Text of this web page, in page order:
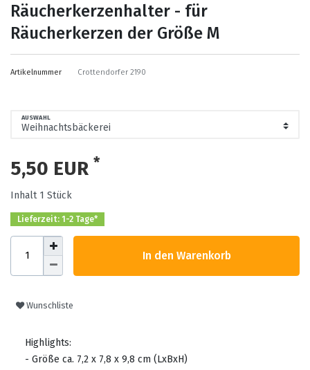
Räucherkerzenhalter - für
Räucherkerzen der Größe M
Artikelnummer Crottendorfer 2190
AUSWAHL
5,50 EUR *
Inhalt 1 Stück
Lieferzeit: 1-2 Tage*
In den Warenkorb
Wunschliste
Highlights:
- Größe ca. 7,2 x 7,8 x 9,8 cm (LxBxH)